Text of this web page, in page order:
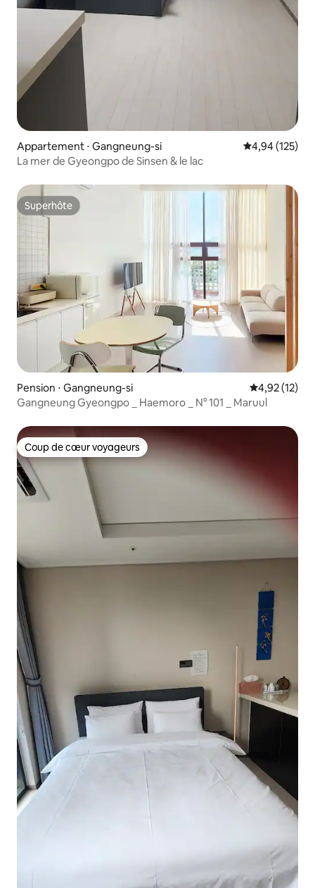
Appartement ⋅ Gangneung-si Évaluation
4,94 (125)
La mer de Gyeongpo de Sinsen & le lac
Superhôte
Superhôte
Pension ⋅ Gangneung-si Évaluation
4,92 (12)
Gangneung Gyeongpo _ Haemoro _ N° 101 _ Maruul
Coup de cœur voyageurs
Coup de cœur voyageurs